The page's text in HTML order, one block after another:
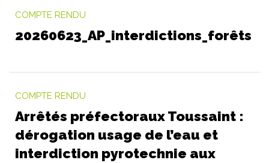
COMPTE RENDU
20260623_AP_interdictions_forêts
COMPTE RENDU
Arrêtés préfectoraux Toussaint :
dérogation usage de l’eau et
interdiction pyrotechnie aux